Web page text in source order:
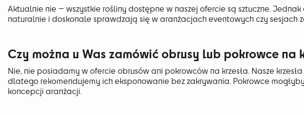
Aktualnie nie — wszystkie rośliny dostępne w naszej ofercie są sztuczne.
naturalnie i doskonale sprawdzają się w aranżacjach eventowych czy sesjach
Czy można u Was zamówić obrusy lub pokrowce na
Nie, nie posiadamy w ofercie obrusów ani pokrowców na krzesła. Nasze
dlatego rekomendujemy ich eksponowanie bez zakrywania. Pokrowce
koncepcji aranżacji.